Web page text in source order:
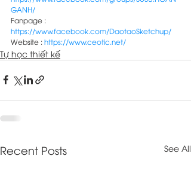
GANH/
Fanpage :
https://www.facebook.com/DaotaoSketchup/
Website : https://www.ceotic.net/
Tự học thiết kế
Recent Posts See All